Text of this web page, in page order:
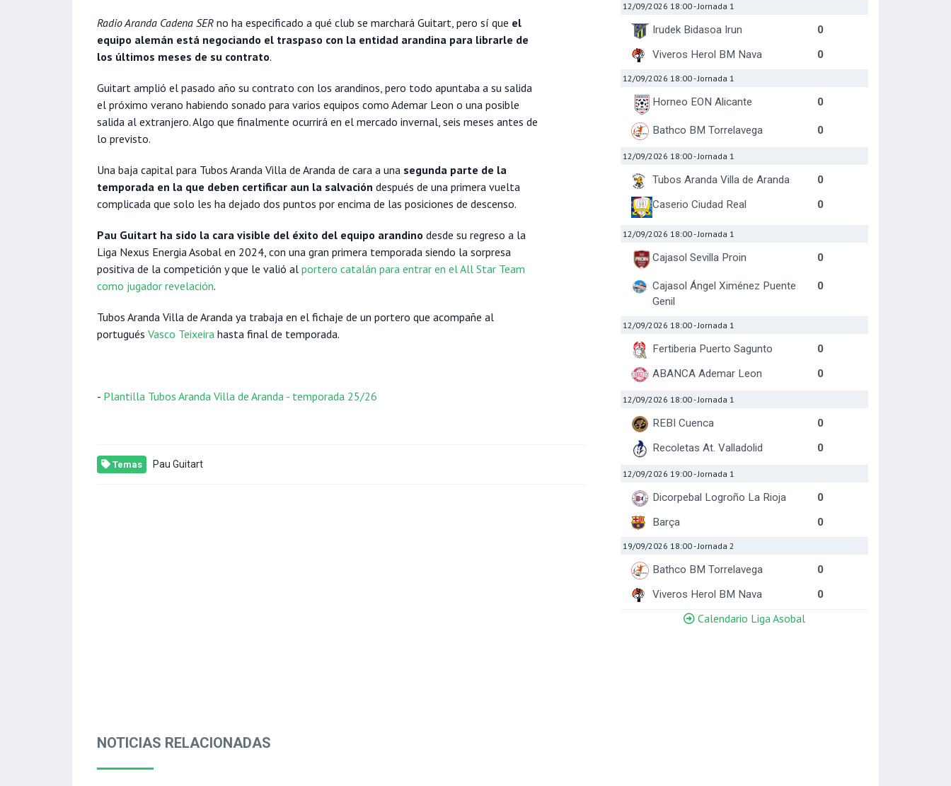
Radio Aranda Cadena SER no ha especificado a qué club se marchará Guitart, pero sí que el
equipo alemán está negociando el traspaso con la entidad arandina para librarle de
los últimos meses de su contrato.
Guitart amplió el pasado año su contrato con los arandinos, pero todo apuntaba a su salida
el próximo verano habiendo sonado para varios equipos como Ademar Leon o una posible
salida al extranjero. Algo que finalmente ocurrirá en el mercado invernal, seis meses antes de
lo previsto.
Una baja capital para Tubos Aranda Villa de Aranda de cara a una segunda parte de la
temporada en la que deben certificar aun la salvación después de una primera vuelta
complicada que solo les ha dejado dos puntos por encima de las posiciones de descenso.
Pau Guitart ha sido la cara visible del éxito del equipo arandino desde su regreso a la
Liga Nexus Energia Asobal en 2024, con una gran primera temporada siendo la sorpresa
positiva de la competición y que le valió al portero catalán para entrar en el All Star Team
como jugador revelación.
Tubos Aranda Villa de Aranda ya trabaja en el fichaje de un portero que acompañe al
portugués Vasco Teixeira hasta final de temporada.
- Plantilla Tubos Aranda Villa de Aranda - temporada 25/26
Temas Pau Guitart
NOTICIAS RELACIONADAS
12/09/2026 18:00- Jornada 1
Irudek Bidasoa Irun
0
Viveros Herol BM Nava
0
12/09/2026 18:00- Jornada 1
Horneo EON Alicante 0
Bathco BM Torrelavega 0
12/09/2026 18:00- Jornada 1
Tubos Aranda Villa de Aranda
0
Caserio Ciudad Real
0
12/09/2026 18:00- Jornada 1
Cajasol Sevilla Proin 0
Cajasol Ángel Ximénez Puente
Genil
0
12/09/2026 18:00- Jornada 1
Fertiberia Puerto Sagunto
0
ABANCA Ademar Leon
0
12/09/2026 18:00- Jornada 1
REBI Cuenca
0
Recoletas At. Valladolid
0
12/09/2026 19:00- Jornada 1
Dicorpebal Logroño La Rioja
0
Barça
0
19/09/2026 18:00- Jornada 2
Bathco BM Torrelavega
0
Viveros Herol BM Nava
0
Calendario Liga Asobal